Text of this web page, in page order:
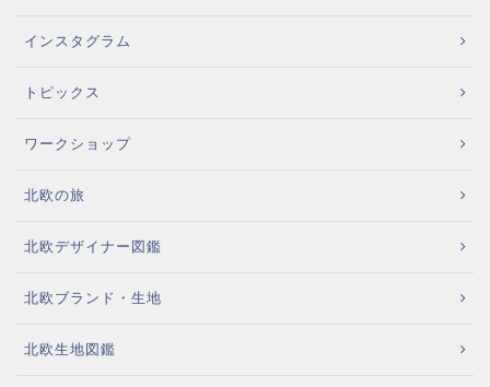
インスタグラム
トピックス
ワークショップ
北欧の旅
北欧デザイナー図鑑
北欧ブランド・生地
北欧生地図鑑